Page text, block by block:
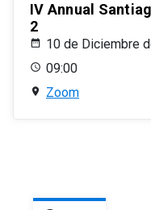
IV Annual
2
10 de Diciembre
09:00
Zoom